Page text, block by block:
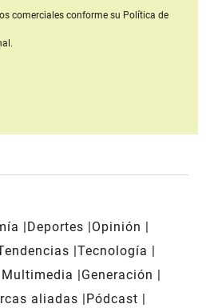
comerciales conforme su Política de
Deportes
Opinión
Tecnología
Multimedia
Generación
aliadas
Pódcast